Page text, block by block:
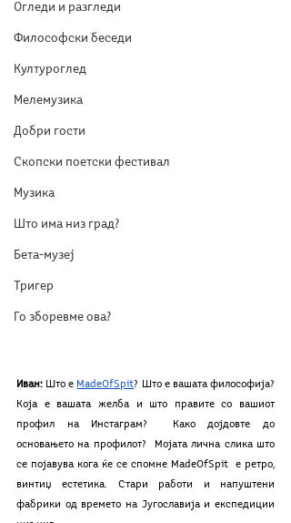
Огледи и разгледи
Философски беседи
Културоглед
Мелемузика
Добри гости
Скопски поетски фестивал
Музика
Што има низ град?
Бета-музеј
Тригер
Го зборевме ова?
Иван: Што е MadeOfSpit? Што е вашата философија?
Која е вашата желба и што правите со вашиот
профил на Инстаграм?  Како дојдовте до
основањето на профилот?  Мојата лична слика што
се појавува кога ќе се спомне MadeOfSpit  e ретро,
винтиџ естетика. Стари работи и напуштени
фабрики од времето на Југославија и експедиции